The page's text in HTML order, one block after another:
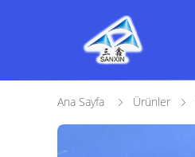
Ana Sayfa Ürünler